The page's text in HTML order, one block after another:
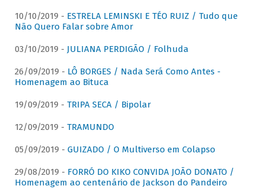
10/10/2019 - ESTRELA LEMINSKI E TÉO RUIZ / Tudo que
Não Quero Falar sobre Amor
03/10/2019 - JULIANA PERDIGÃO / Folhuda
26/09/2019 - LÔ BORGES / Nada Será Como Antes -
Homenagem ao Bituca
19/09/2019 - TRIPA SECA / Bipolar
12/09/2019 - TRAMUNDO
05/09/2019 - GUIZADO / O Multiverso em Colapso
29/08/2019 - FORRÓ DO KIKO CONVIDA JOÃO DONATO /
Homenagem ao centenário de Jackson do Pandeiro